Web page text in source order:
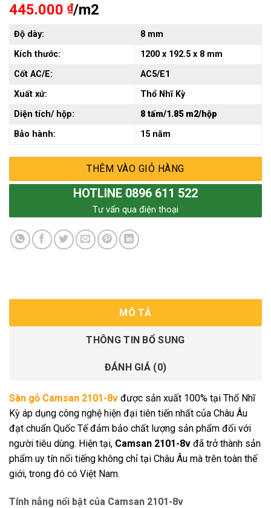
445.000 ₫/m2
Độ dày:
8 mm
Kích thước:
1200 x 192.5 x 8 mm
Cốt AC/E:
AC5/E1
Xuất xứ:
Thổ Nhĩ Kỳ
Diện tích/ hộp:
8 tấm/1.85 m2/hộp
Bảo hành:
15 năm
THÊM VÀO GIỎ HÀNG
HOTLINE 0896 611 522
Tư vấn qua điện thoại
MÔ TẢ
THÔNG TIN BỔ SUNG
ĐÁNH GIÁ (0)
Sàn gỗ Camsan 2101-8v được sản xuất 100% tại Thổ Nhĩ
Kỳ áp dụng công nghệ hiện đại tiên tiến nhất của Châu Âu
đạt chuẩn Quốc Tế đảm bảo chất lượng sản phẩm đối với
người tiêu dùng. Hiện tại, Camsan 2101-8v đã trở thành sản
phẩm uy tín nổi tiếng không chỉ tại Châu Âu mà trên toàn thế
giới, trong đó có Việt Nam.
Tính nẳng nổi bật của Camsan 2101-8v